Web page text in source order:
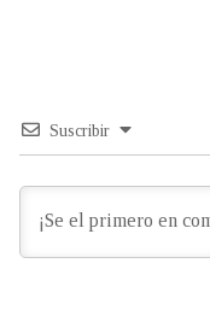
Suscribir